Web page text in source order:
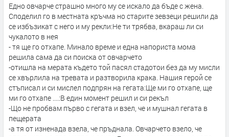
Едно овчарче страшно много му се искало да бъде с жена.
Споделил го в местната кръчма но старите зевзеци решили да
се избъзикат с него и му рекли:Не ти трябва, вкараш ли си
чукалото в нея
- тя ще го отхапе. Минало време и една напориста мома
решила сама да си поиска от овчарчето
-отишла на мерата където той пасял стадотои без да му мисли
се хвърлила на тревата и разтворила крака. Нашия герой се
стъписал и си мислел подпрян на гегата:Ще ми го отхапе, ще
ми го отхапе ....:В един момент решил и си рекъл
-Що не пробвам първо с гегата и взел, че и мушнал гегата в
пещерата
-а тя от изненада взела, че пръднала. Овчарчето взело, че